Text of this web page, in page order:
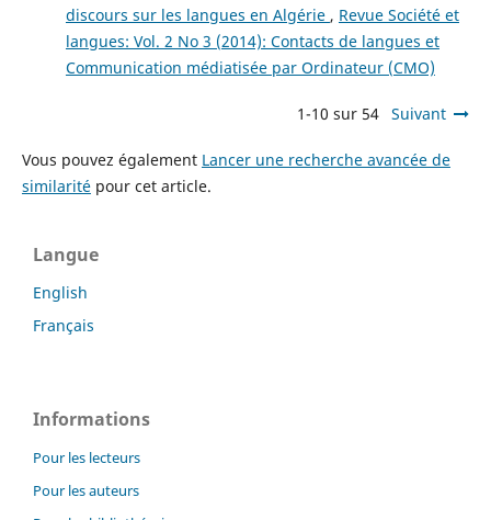
discours sur les langues en Algérie , Revue Société et
langues: Vol. 2 No 3 (2014): Contacts de langues et
Communication médiatisée par Ordinateur (CMO)
1-10 sur 54 Suivant
Vous pouvez également Lancer une recherche avancée de
similaritépour cet article.
Langue
English
Français
Informations
Pour les lecteurs
Pour les auteurs